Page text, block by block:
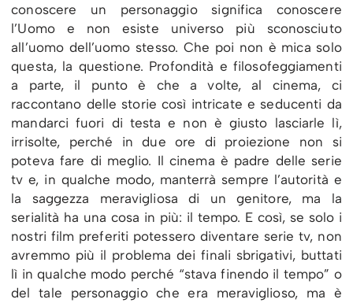
conoscere un personaggio significa conoscere
l’Uomo e non esiste universo più sconosciuto
all’uomo dell’uomo stesso. Che poi non è mica solo
questa, la questione. Profondità e filosofeggiamenti
a parte, il punto è che a volte, al cinema, ci
raccontano delle storie così intricate e seducenti da
mandarci fuori di testa e non è giusto lasciarle lì,
irrisolte, perché in due ore di proiezione non si
poteva fare di meglio. Il cinema è padre delle serie
tv e, in qualche modo, manterrà sempre l’autorità e
la saggezza meravigliosa di un genitore, ma la
serialità ha una cosa in più: il tempo. E così, se solo i
nostri film preferiti potessero diventare serie tv, non
avremmo più il problema dei finali sbrigativi, buttati
lì in qualche modo perché “stava finendo il tempo” o
del tale personaggio che era meraviglioso, ma è